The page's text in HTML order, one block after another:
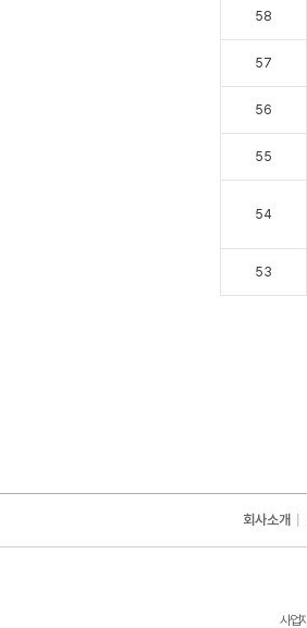
58
57
56
55
54
53
회사소개
사업